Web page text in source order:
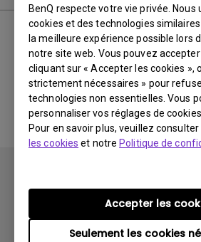
BenQ respecte votre vie privée. Nous
cookies et des technologies
la meilleure expérience possible lors
notre site web. Vous pouvez
cliquant sur « Accepter les cookies »,
strictement nécessaires » pour
technologies non essentielles. Vous
personnaliser vos réglages de
Pour en savoir plus, veuillez
les cookies et notre Politique de
Seulement les cookies
Accepter les
Aucun logiciel
associé